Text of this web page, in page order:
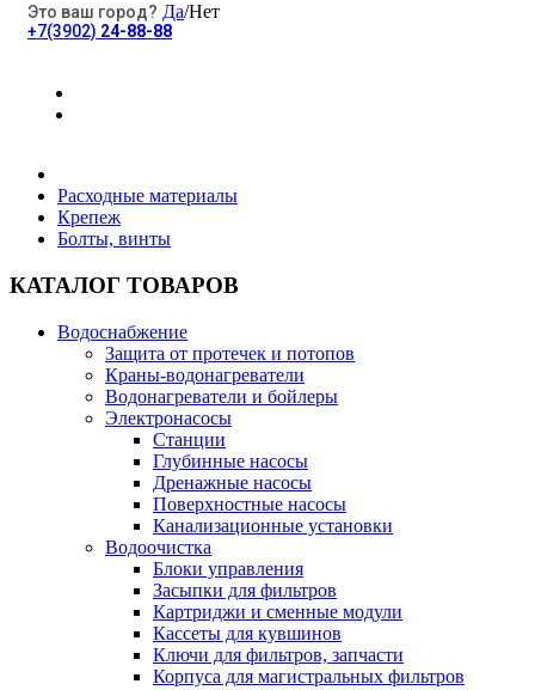
Электротовары
Строительные товары
Все для бани
Это ваш город? Да/Нет
+7(3902) 24-88-88
Расходные материалы
Крепеж
Болты, винты
КАТАЛОГ ТОВАРОВ
Водоснабжение
Защита от протечек и потопов
Краны-водонагреватели
Водонагреватели и бойлеры
Электронасосы
Станции
Глубинные насосы
Дренажные насосы
Поверхностные насосы
Канализационные установки
Водоочистка
Блоки управления
Засыпки для фильтров
Картриджи и сменные модули
Кассеты для кувшинов
Ключи для фильтров, запчасти
Корпуса для магистральных фильтров